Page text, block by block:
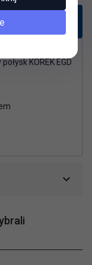
KOREK EGD